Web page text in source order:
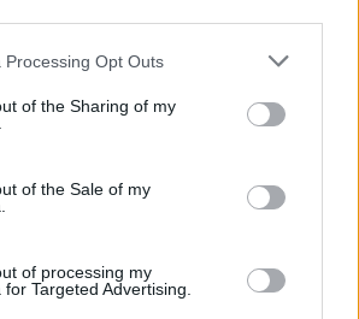
website/app uses one or more Google
or usage behaviour. You may click to
to Google and its third-party tags to
specified purposes in below Google
Processing Opt Outs
of the Sharing of my
of the Sale of my
of processing my
Targeted Advertising.
délután négy órakor a
készülő, mintegy
megfőzése és
gerincét világ-, nép-,
produkciók alkotják.